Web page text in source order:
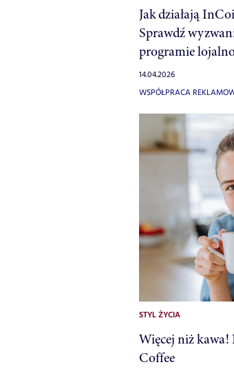
Jak działają
Sprawdź
programie
14.04.2026
WSPÓŁPRACA
STYL ŻYCIA
Więcej niż
Coffee